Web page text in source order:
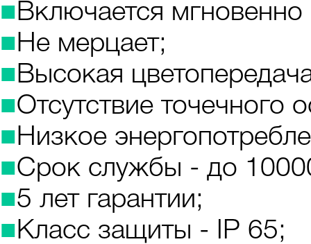
■ Включается
■ Не мерцает;
■ Высокая
■Отсутствие точечного
■ Низкое
■Срок службы - до
■5 лет гарантии;
■ Класс защиты - IP 65;